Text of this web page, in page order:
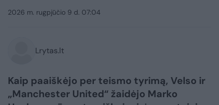
2026 m. rugpjūčio 9 d. 07:04
Lrytas.lt
Kaip paaiškėjo per teismo tyrimą, Velso ir
„Manchester United“ žaidėjo Marko